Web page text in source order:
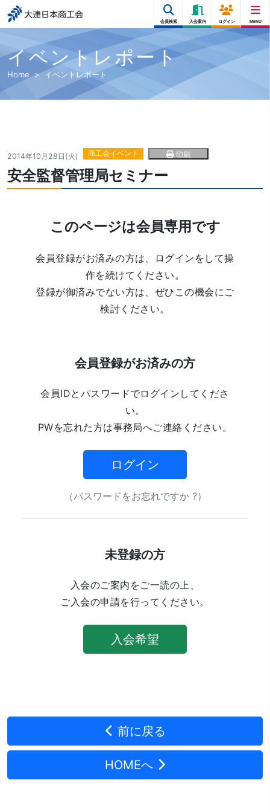
大連日本商工会
会員検索 入会案内 ログイン MENU
イベントレポート
Home イベントレポート
2014年10月28日(火) 商工会イベント 印刷
安全監督管理局セミナー
このページは会員専用です
会員登録がお済みの方は、ログインをして操
作を続けてください。
登録が御済みでない方は、ぜひこの機会にご
検討ください。
会員登録がお済みの方
会員IDとパスワードでログインしてくださ
い。
PWを忘れた方は事務局へご連絡ください。
ログイン
（パスワードをお忘れですか ?）
未登録の方
入会のご案内をご一読の上、
ご入会の申請を行ってください。
入会希望
前に戻る
HOMEへ